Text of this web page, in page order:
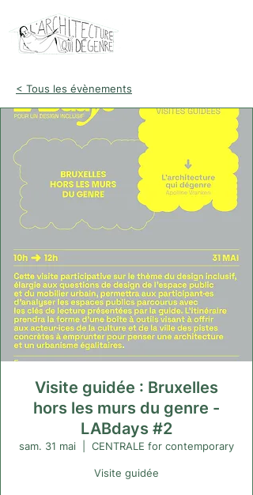
< Tous les évènements
Visite guidée : Bruxelles
hors les murs du genre -
LABdays #2
sam. 31 mai CENTRALE for contemporary
Visite guidée